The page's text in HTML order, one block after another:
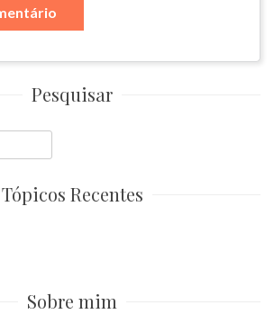
Pesquisar
Tópicos Recentes
Sobre mim